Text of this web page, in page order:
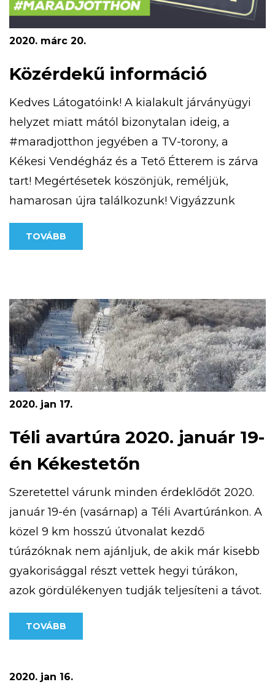
2020. márc 20.
Közérdekű információ
Kedves Látogatóink! A kialakult járványügyi
helyzet miatt mától bizonytalan ideig, a
#maradjotthon jegyében a TV-torony, a
Kékesi Vendégház és a Tető Étterem is zárva
tart! Megértésetek köszönjük, reméljük,
hamarosan újra találkozunk! Vigyázzunk
egymásra!
TOVÁBB
2020. jan 17.
Téli avartúra 2020. január 19-
én Kékestetőn
Szeretettel várunk minden érdeklődőt 2020.
január 19-én (vasárnap) a Téli Avartúránkon. A
közel 9 km hosszú útvonalat kezdő
túrázóknak nem ajánljuk, de akik már kisebb
gyakorisággal részt vettek hegyi túrákon,
azok gördülékenyen tudják teljesíteni a távot.
Túránk 10 órakor indul a Kékestetőn található
Tető Étteremtől, a részvételi díj: 500 Ft/fő A
TOVÁBB
2020. jan 16.